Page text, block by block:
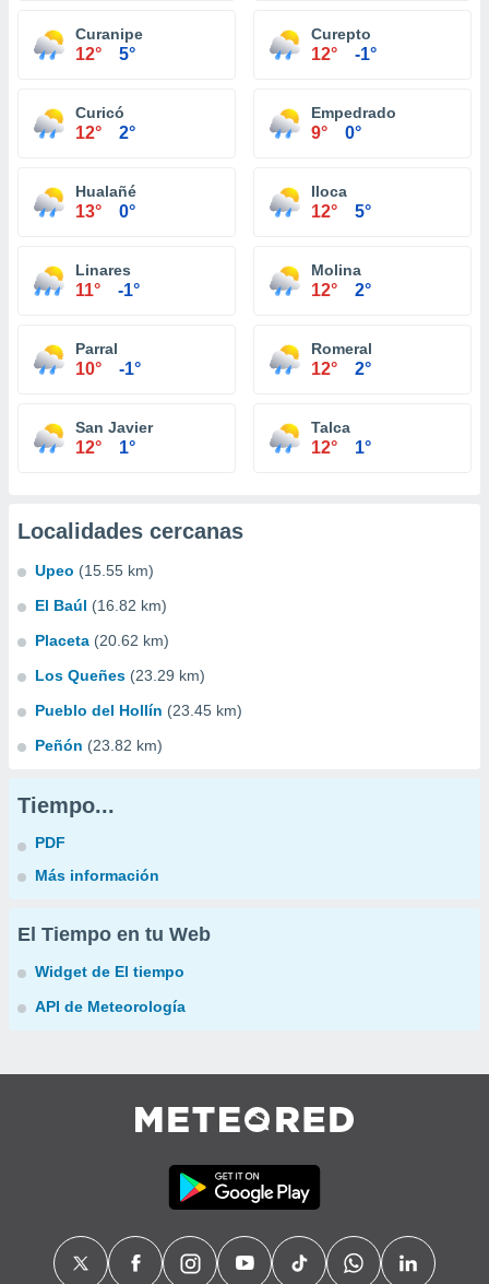
Curanipe
12° 5°
Curepto
12° -1°
Curicó
12° 2°
Empedrado
9° 0°
Hualañé
13° 0°
Iloca
12° 5°
Linares
11° -1°
Molina
12° 2°
Parral
10° -1°
Romeral
12° 2°
San Javier
12° 1°
Talca
12° 1°
Localidades cercanas
Upeo (15.55 km)
El Baúl (16.82 km)
Placeta (20.62 km)
Los Queñes (23.29 km)
Pueblo del Hollín (23.45 km)
Peñón (23.82 km)
Tiempo...
PDF
Más información
El Tiempo en tu Web
Widget de El tiempo
API de Meteorología